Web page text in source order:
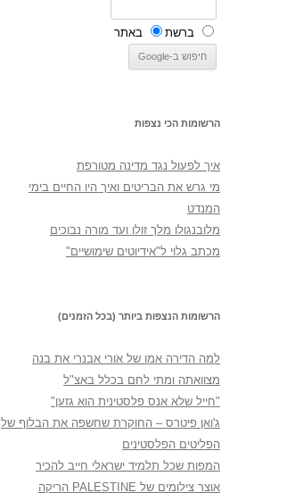
ברשת באתר
הרשומות הכי נצפות
איך לפעול נגד מדינה מטורפת
מי גרש את הבריטים ואיך היו החיים בימי
המנדט
מלובנגולו מלך זולו ועד מורה נבוכים
מכתב גלוי ל"אידיוטים שימושיים"
הרשומות הנצפות ביותר (בכל הזמנים)
למה הדירה אמו של אורי אבנרי את בנה
מצוואתה ומתי לחם בכלל באצ"ל
"חייל שלא אנס פלסטינית הוא גזען"
ג'ואן פיטרס – החוקרת שחשפה את הבלוף של
הפליטים הפלסטינים
המפות שכל תלמיד ישראלי חייב להכיר
אוצר צילומים של PALESTINE הריקה